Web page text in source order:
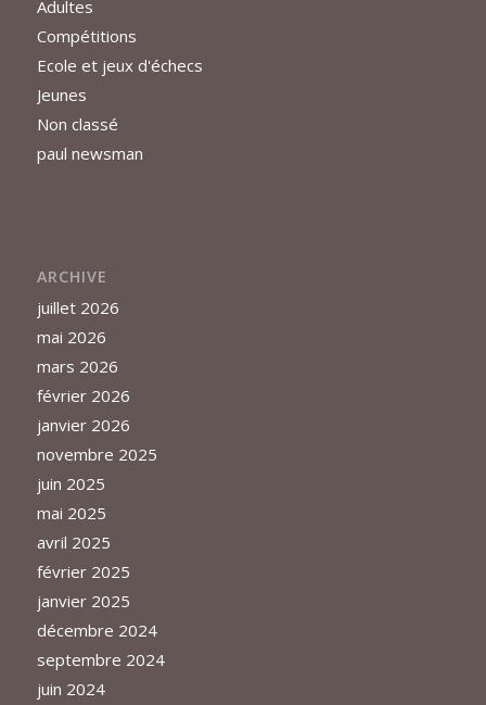
Adultes
Compétitions
Ecole et jeux d'échecs
Jeunes
Non classé
paul newsman
ARCHIVE
juillet 2026
mai 2026
mars 2026
février 2026
janvier 2026
novembre 2025
juin 2025
mai 2025
avril 2025
février 2025
janvier 2025
décembre 2024
septembre 2024
juin 2024